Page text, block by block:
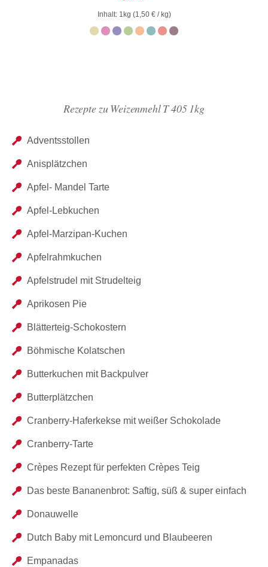
von 5
Inhalt: 1kg (1,50 €/ kg)
Rezepte zu Weizenmehl T 405 1kg
Adventsstollen
Anisplätzchen
Apfel- Mandel Tarte
Apfel-Lebkuchen
Apfel-Marzipan-Kuchen
Apfelrahmkuchen
Apfelstrudel mit Strudelteig
Aprikosen Pie
Blätterteig-Schokostern
Böhmische Kolatschen
Butterkuchen mit Backpulver
Butterplätzchen
Cranberry-Haferkekse mit weißer Schokolade
Cranberry-Tarte
Crèpes Rezept für perfekten Crèpes Teig
Das beste Bananenbrot: Saftig, süß & super einfach
Donauwelle
Dutch Baby mit Lemoncurd und Blaubeeren
Empanadas